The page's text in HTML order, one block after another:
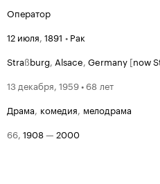
Оператор
12 июля, 1891 • Рак
Straßburg, Alsace, Germany [now
13 декабря, 1959 • 68 лет
драма, комедия, мелодрама
66, 1908— 2000